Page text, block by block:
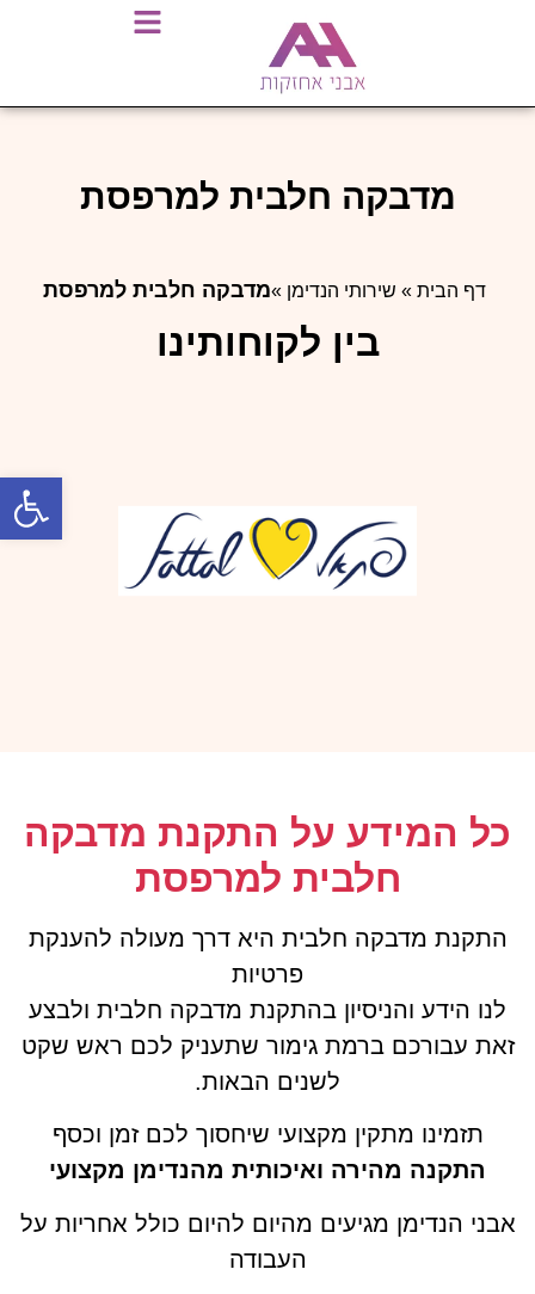
מדבקה חלבית למרפסת
דף הבית » שירותי הנדימן »מדבקה חלבית למרפסת
בין לקוחותינו
כל המידע על התקנת מדבקה
חלבית למרפסת
התקנת מדבקה חלבית היא דרך מעולה להענקת
פרטיות
לנו הידע והניסיון בהתקנת מדבקה חלבית ולבצע
זאת עבורכם ברמת גימור שתעניק לכם ראש שקט
לשנים הבאות.
תזמינו מתקין מקצועי שיחסוך לכם זמן וכסף
התקנה מהירה ואיכותית מהנדימן מקצועי
אבני הנדימן מגיעים מהיום להיום כולל אחריות על
העבודה
פתח